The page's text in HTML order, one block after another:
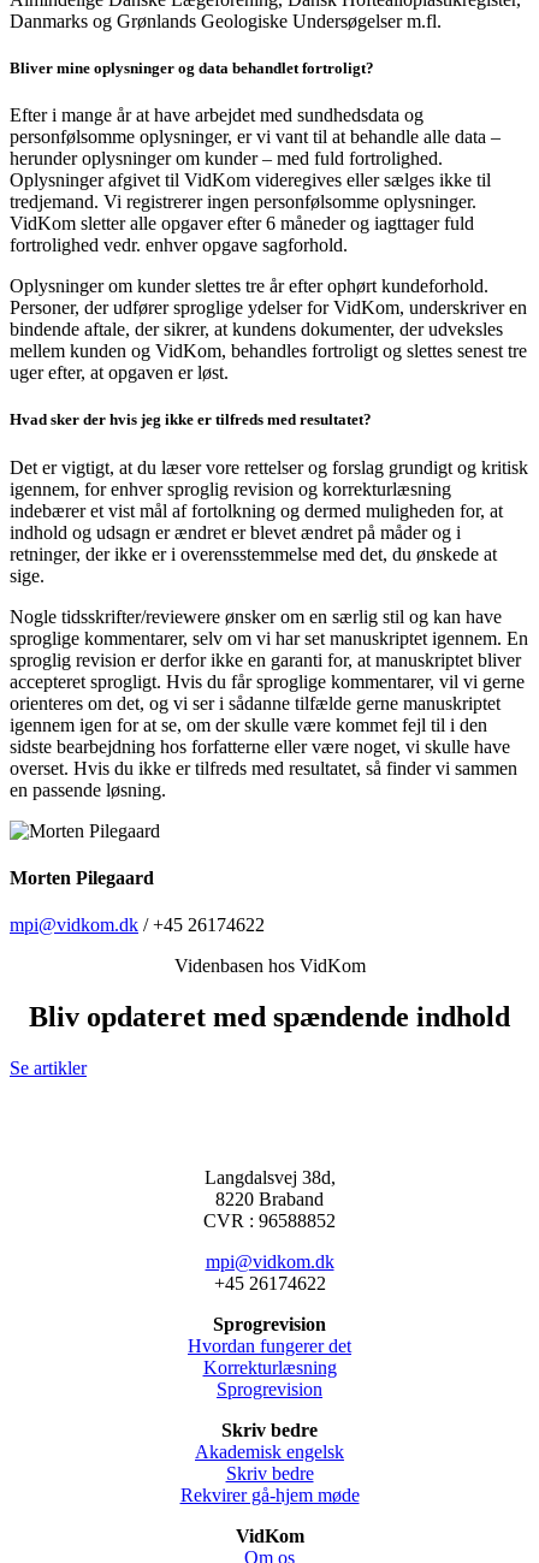
Danmarks og Grønlands Geologiske Undersøgelser m.fl.
Bliver mine oplysninger og data behandlet fortroligt?
Efter i mange år at have arbejdet med sundhedsdata og
personfølsomme oplysninger, er vi vant til at behandle alle data –
herunder oplysninger om kunder – med fuld fortrolighed.
Oplysninger afgivet til VidKom videregives eller sælges ikke til
tredjemand. Vi registrerer ingen personfølsomme oplysninger.
VidKom sletter alle opgaver efter 6 måneder og iagttager fuld
fortrolighed vedr. enhver opgave sagforhold.
Oplysninger om kunder slettes tre år efter ophørt kundeforhold.
Personer, der udfører sproglige ydelser for VidKom, underskriver en
bindende aftale, der sikrer, at kundens dokumenter, der udveksles
mellem kunden og VidKom, behandles fortroligt og slettes senest tre
uger efter, at opgaven er løst.
Hvad sker der hvis jeg ikke er tilfreds med resultatet?
Det er vigtigt, at du læser vore rettelser og forslag grundigt og kritisk
igennem, for enhver sproglig revision og korrekturlæsning
indebærer et vist mål af fortolkning og dermed muligheden for, at
indhold og udsagn er ændret er blevet ændret på måder og i
retninger, der ikke er i overensstemmelse med det, du ønskede at
sige.
Nogle tidsskrifter/reviewere ønsker om en særlig stil og kan have
sproglige kommentarer, selv om vi har set manuskriptet igennem. En
sproglig revision er derfor ikke en garanti for, at manuskriptet bliver
accepteret sprogligt. Hvis du får sproglige kommentarer, vil vi gerne
orienteres om det, og vi ser i sådanne tilfælde gerne manuskriptet
igennem igen for at se, om der skulle være kommet fejl til i den
sidste bearbejdning hos forfatterne eller være noget, vi skulle have
overset. Hvis du ikke er tilfreds med resultatet, så finder vi sammen
en passende løsning.
Morten Pilegaard
mpi@vidkom.dk / +45 26174622
Videnbasen hos VidKom
Bliv opdateret med spændende indhold
Se artikler
Langdalsvej 38d,
8220 Braband
CVR : 96588852
mpi@vidkom.dk
+45 26174622
Sprogrevision
Hvordan fungerer det
Korrekturlæsning
Sprogrevision
Skriv bedre
Akademisk engelsk
Skriv bedre
Rekvirer gå-hjem møde
VidKom
Om os